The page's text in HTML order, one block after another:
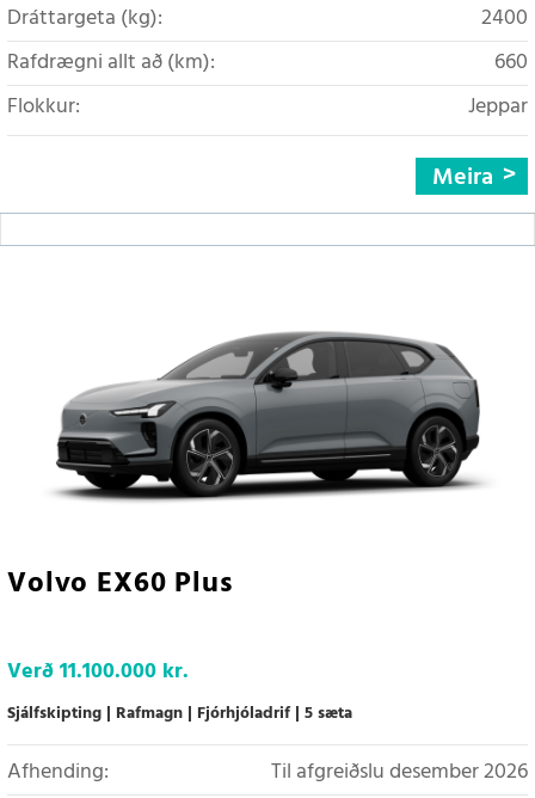
Dráttargeta (kg):
2400
Rafdrægni allt að (km):
660
Flokkur:
Jeppar
Meira
Volvo EX60 Plus
Verð11.100.000 kr.
Sjálfskipting Rafmagn Fjórhjóladrif 5 sæta
Afhending:
Til afgreiðslu desember 2026